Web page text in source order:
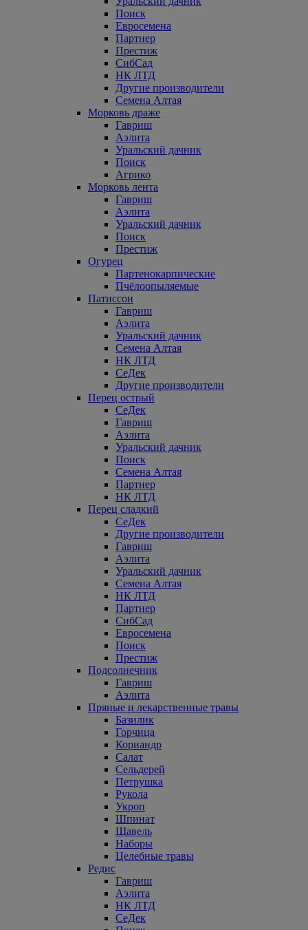
Поиск
Евросемена
Партнер
Престиж
СибСад
НК ЛТД
Другие производители
Семена Алтая
Морковь драже
Гавриш
Аэлита
Уральский дачник
Поиск
Агрико
Морковь лента
Гавриш
Аэлита
Уральский дачник
Поиск
Престиж
Огурец
Партенокарпические
Пчёлоопыляемые
Патиссон
Гавриш
Аэлита
Уральский дачник
Семена Алтая
НК ЛТД
СеДек
Другие производители
Перец острый
СеДек
Гавриш
Аэлита
Уральский дачник
Поиск
Семена Алтая
Партнер
НК ЛТД
Перец сладкий
СеДек
Другие производители
Гавриш
Аэлита
Уральский дачник
Семена Алтая
НК ЛТД
Партнер
СибСад
Евросемена
Поиск
Престиж
Подсолнечник
Гавриш
Аэлита
Пряные и лекарственные травы
Базилик
Горчица
Кориандр
Салат
Сельдерей
Петрушка
Рукола
Укроп
Шпинат
Щавель
Наборы
Целебные травы
Редис
Гавриш
Аэлита
НК ЛТД
СеДек